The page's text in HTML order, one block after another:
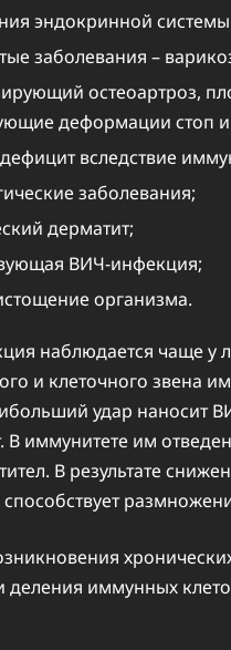
эндокринной
заболевания –
остеоартроз,
деформации стоп
вследствие
заболевания;
дерматит;
ВИЧ-инфекция;
организма.
наблюдается чаще у
и клеточного звена
удар наносит
В иммунитете им
В результате
способствует
деления иммунных